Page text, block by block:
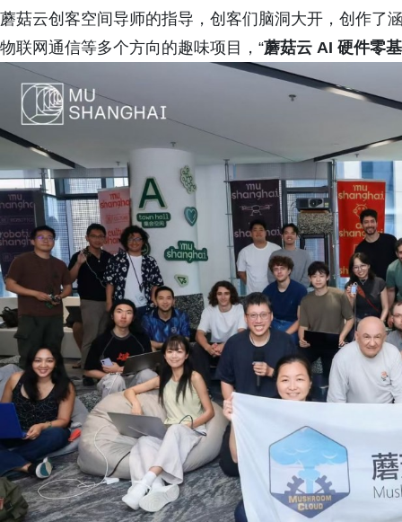
蘑菇云创客空间导师的指导，创客们脑洞大开，创作了
物联网通信等多个方向的趣味项目，“蘑菇云 AI 硬件零